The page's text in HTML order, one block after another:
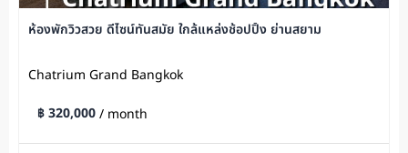
ห้องพักวิวสวย ดีไซน์ทันสมัย ใกล้แหล่งช้อปปิ้ง ย่านสยาม
Chatrium Grand Bangkok
฿ 320,000/ month